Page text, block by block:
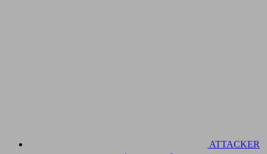
ATTACKER